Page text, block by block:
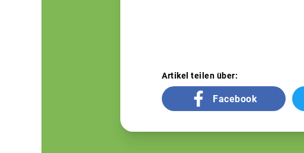
Artikel teilen über:
Facebook